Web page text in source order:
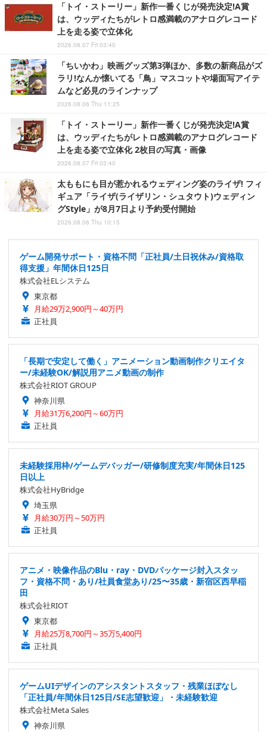
「トイ・ストーリー」新作一番くじが発売決定!A賞
は、ウッディたちがレトロ感満載のアナログレコード
上を走る姿で立体化
2026.08.07 Fri 03:40
「ちいかわ」映画グッズ第3弾ほか、多数の新商品がズ
ラリ!なんか懐いてる「鳥」マスコットや場面写アイテ
ムなど必見のラインナップ
2026.08.06 Thu 11:25
「トイ・ストーリー」新作一番くじが発売決定!A賞
は、ウッディたちがレトロ感満載のアナログレコード
上を走る姿で立体化 2枚目の写真・画像
2026.08.07 Fri 03:40
太ももにも目が惹かれるウェディング姿のライザ! フィ
ギュア「ライザ(ライザリン・シュタウト)ウェディン
グStyle」が8月7日より予約受付開始
2026.08.06 Thu 10:15
ゲーム開発サポート・資格不問「正社員/土日祝休み/資格取
得支援」年間休日125日
株式会社ELシステム
東京都
月給29万2,900円～40万円
正社員
「長期で安定して働く」アニメーション動画制作クリエイタ
ー/未経験OK/解説用アニメ動画の制作
株式会社RIOT GROUP
神奈川県
月給31万6,200円～60万円
正社員
未経験採用枠/ゲームデバッガー/研修制度充実/年間休日125
日以上
株式会社HyBridge
埼玉県
月給30万円～50万円
正社員
アニメ・映像作品のBlu・ray・DVDパッケージ封入スタッ
フ・資格不問・あり/社員食堂あり/25〜35歳・新宿区西早稲
田
株式会社RIOT
東京都
月給25万8,700円～35万5,400円
正社員
ゲームUIデザインのアシスタントスタッフ・残業ほぼなし
「正社員/年間休日125日/SE志望歓迎」・未経験歓迎
株式会社Meta Sales
神奈川県